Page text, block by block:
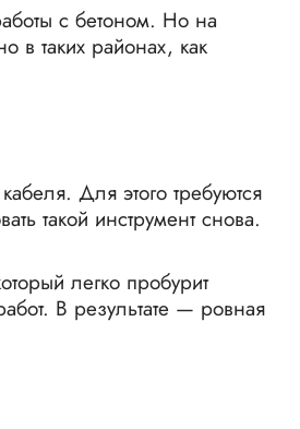
с бетоном. Но на
в таких районах, как
Для этого требуются
такой инструмент снова.
легко пробурит
В результате — ровная